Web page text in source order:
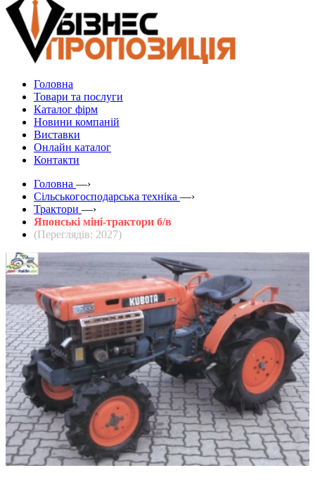
Головна
Товари та послуги
Каталог фірм
Новини компаній
Виставки
Онлайн каталог
Контакти
Головна —›
Сільськогосподарська техніка —›
Трактори —›
Японські міні-трактори б/в
(Переглядів: 2027)